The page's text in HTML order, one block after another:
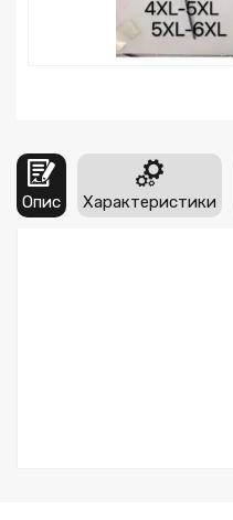
Опис Характеристики